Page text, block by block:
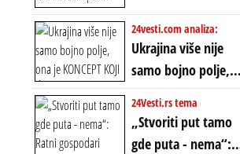
neistinom: forma te
ere završila se na
istom mestu, ali
prošle godine
znakova: Stiže lavina
novca i bogatstva
24vesti.com analiza:
Ukrajina više nije
samo bojno polje,
ona je KONCEPT
ĆE RASPASTI CEO
ZAPADNI SVET
24Vesti.rs tema
„Stvoriti put tamo
gde puta - nema“: